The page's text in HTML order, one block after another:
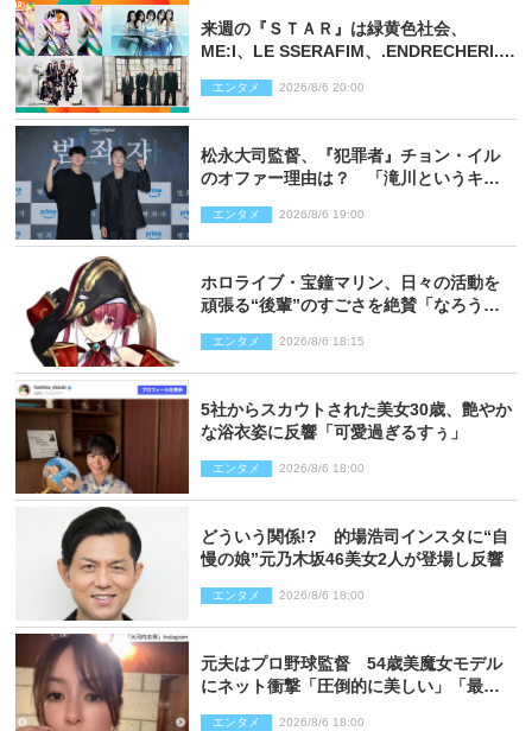
来週の『ＳＴＡＲ』は緑黄色社会、
ME:I、LE SSERAFIM、.ENDRECHERI.が
エンタメ 2026/8/6 20:00
松永大司監督、『犯罪者』チョン・イル
のオファー理由は？ 「滝川というキャ
かった」
エンタメ 2026/8/6 19:00
ホロライブ・宝鐘マリン、日々の活動を
頑張る“後輩”のすごさを絶賛「なろう系
エンタメ 2026/8/6 18:15
5社からスカウトされた美女30歳、艶やか
な浴衣姿に反響「可愛過ぎるすぅ」
エンタメ 2026/8/6 18:00
どういう関係!? 的場浩司インスタに“自
慢の娘”元乃木坂46美女2人が登場し反響
エンタメ 2026/8/6 18:00
元夫はプロ野球監督 54歳美魔女モデル
にネット衝撃「圧倒的に美しい」「最強
エンタメ 2026/8/6 18:00